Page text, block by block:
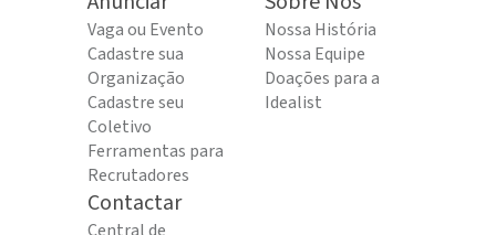
Vaga ou Evento
Cadastre sua
Organização
Cadastre seu
Coletivo
Ferramentas para
Recrutadores
Nossa História
Nossa Equipe
Doações para a
Idealist
Contactar